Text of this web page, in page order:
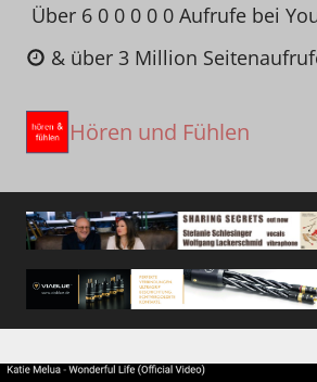
Zum
Inhalt
springen
Über 6 0 0 0 0 0 Aufrufe bei
& über 3 Million
Hören und Fühlen